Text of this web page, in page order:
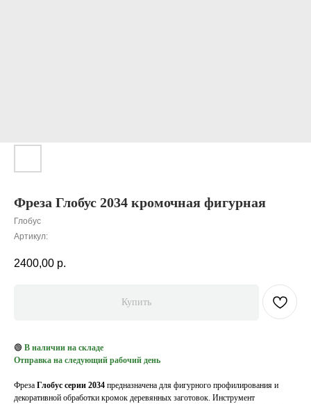
Фреза Глобус 2034 кромочная фигурная
Глобус
Артикул:
2400,00 р.
Купить
🟢 В наличии на складе
Отправка на следующий рабочий день
Фреза Глобус серии 2034 предназначена для фигурного профилирования и
декоративной обработки кромок деревянных заготовок. Инструмент